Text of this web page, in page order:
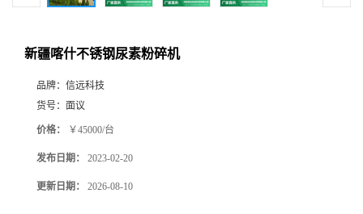
新疆喀什不锈钢尿素粉碎机
品牌： 信远科技
货号： 面议
价格： ￥45000/台
发布日期： 2023-02-20
更新日期： 2026-08-10